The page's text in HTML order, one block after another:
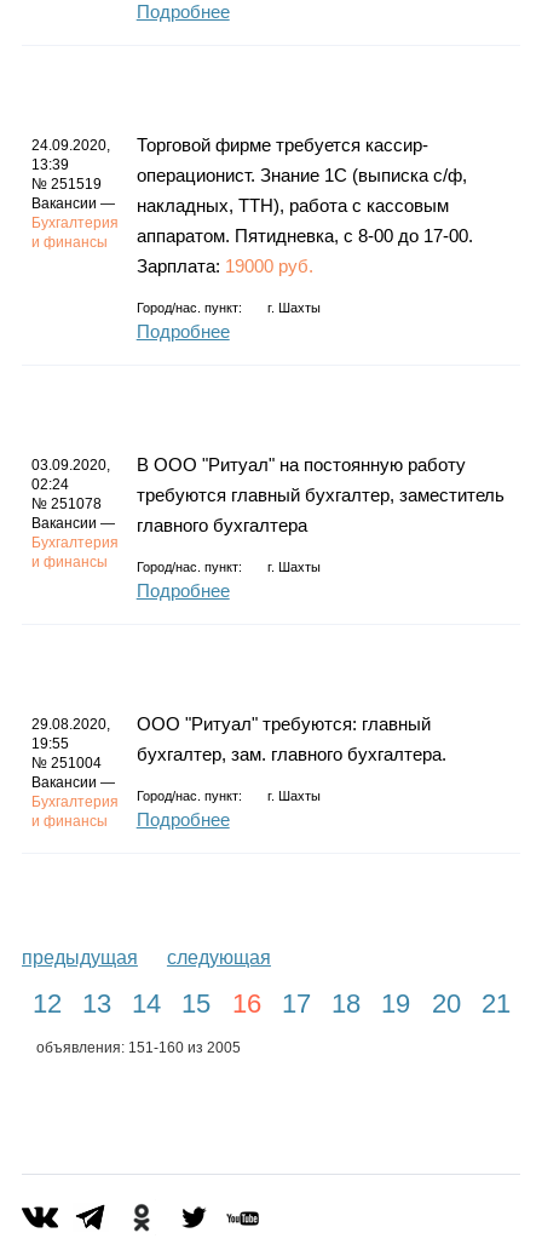
Подробнее
24.09.2020,
13:39
№ 251519
Вакансии —
Бухгалтерия
и финансы
Торговой фирме требуется кассир-
операционист. Знание 1С (выписка с/ф,
накладных, ТТН), работа с кассовым
аппаратом. Пятидневка, с 8-00 до 17-00.
Зарплата: 19000 руб.
Город/нас. пункт: г. Шахты
Подробнее
03.09.2020,
02:24
№ 251078
Вакансии —
Бухгалтерия
и финансы
В ООО "Ритуал" на постоянную работу
требуются главный бухгалтер, заместитель
главного бухгалтера
Город/нас. пункт: г. Шахты
Подробнее
29.08.2020,
19:55
№ 251004
Вакансии —
Бухгалтерия
и финансы
ООО "Ритуал" требуются: главный
бухгалтер, зам. главного бухгалтера.
Город/нас. пункт: г. Шахты
Подробнее
предыдущая следующая
12 13 14 15 16 17 18 19 20 21
объявления: 151-160 из 2005